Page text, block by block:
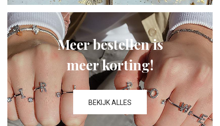
Meer bestellen is
meer korting!
BEKIJK ALLES